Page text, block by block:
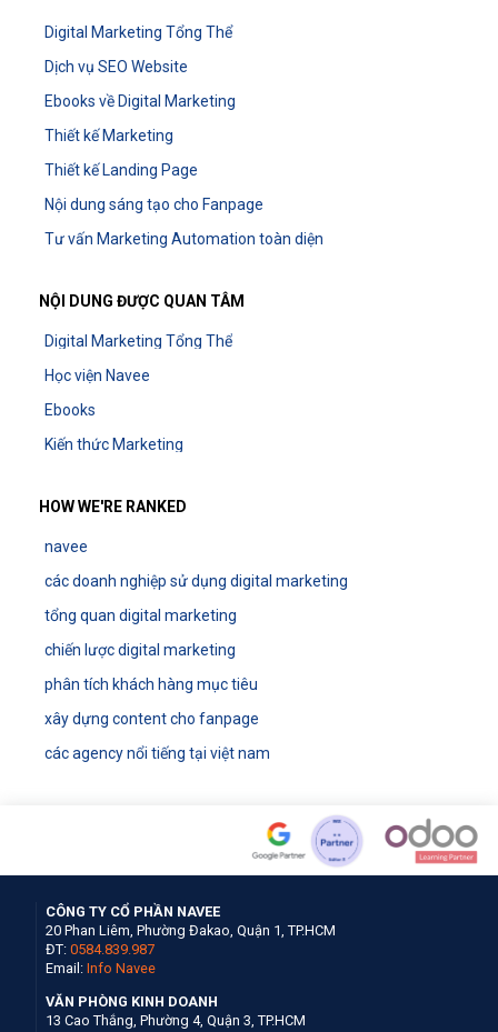
Digital Marketing Tổng Thể
Dịch vụ SEO Website
Ebooks về Digital Marketing
Thiết kế Marketing
Thiết kế Landing Page
Nội dung sáng tạo cho Fanpage
Tư vấn Marketing Automation toàn diện
NỘI DUNG ĐƯỢC QUAN TÂM
Digital Marketing Tổng Thể
Học viện Navee
Ebooks
Kiến thức Marketing
HOW WE'RE RANKED
navee
các doanh nghiệp sử dụng digital marketing
tổng quan digital marketing
chiến lược digital marketing
phân tích khách hàng mục tiêu
xây dựng content cho fanpage
các agency nổi tiếng tại việt nam
CÔNG TY CỔ PHẦN NAVEE
20 Phan Liêm, Phường Đakao, Quận 1, TP.HCM
ĐT: 0584.839.987
Email: Info Navee
VĂN PHÒNG KINH DOANH
13 Cao Thắng, Phường 4, Quận 3, TP.HCM